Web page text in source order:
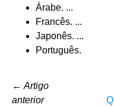
Árabe. ...
Francês. ...
Japonês. ...
Português.
← Artigo
anterior